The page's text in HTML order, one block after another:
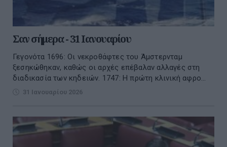
Σαν σήμερα - 31 Ιανουαρίου
Γεγονότα 1696: Οι νεκροθάφτες του Άμστερνταμ
ξεσηκώθηκαν, καθώς οι αρχές επέβαλαν αλλαγές στη
διαδικασία των κηδειών. 1747: Η πρώτη κλινική αφρο...
31 Ιανουαρίου 2026